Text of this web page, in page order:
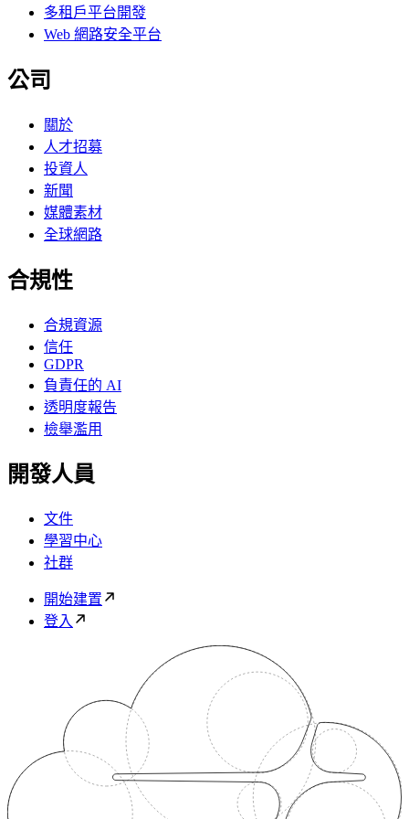
多租戶平台開發
Web 網路安全平台
公司
關於
人才招募
投資人
新聞
媒體素材
全球網路
合規性
合規資源
信任
GDPR
負責任的 AI
透明度報告
檢舉濫用
開發人員
文件
學習中心
社群
開始建置
登入